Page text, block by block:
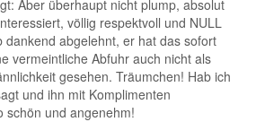
Aber überhaupt nicht plump, absolut
völlig respektvoll und NULL
dankend abgelehnt, er hat das sofort
vermeintliche Abfuhr auch nicht als
gesehen. Träumchen! Hab ich
und ihn mit Komplimenten
schön und angenehm!